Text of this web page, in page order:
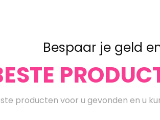
Bespaar je geld
producten voor u gevonden en u